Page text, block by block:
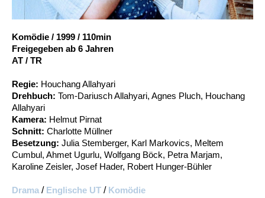
Account
Komödie / 1999 / 110min
Freigegeben ab 6 Jahren
AT / TR
Regie: Houchang Allahyari
Drehbuch: Tom-Dariusch Allahyari, Agnes Pluch, Houchang
Allahyari
Kamera: Helmut Pirnat
Schnitt: Charlotte Müllner
Besetzung: Julia Stemberger, Karl Markovics, Meltem
Cumbul, Ahmet Ugurlu, Wolfgang Böck, Petra Marjam,
Karoline Zeisler, Josef Hader, Robert Hunger-Bühler
Drama / Englische UT / Komödie